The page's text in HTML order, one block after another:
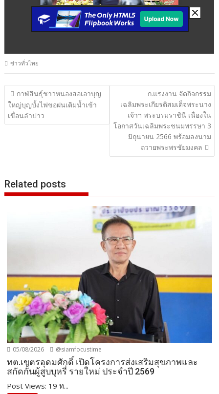
ข่าวทั่วไทย
แนะแนว
เรื่อง
กาฬสินธุ์ชาวหนองสอเอาบุญ
ใหญ่บุญบั้งไฟขอฝนเติมน้ำเข้า
เขื่อนลำปาว
ก.แรงงาน จัดกิจกรรม
เฉลิมพระเกียรติสมเด็จพระนาง
เจ้าฯ พระบรมราชินี เนื่องใน
โอกาสวันเฉลิมพระชนมพรรษา 3
มิถุนายน 2566 พร้อมลงนาม
ถวายพระพรชัยมงคล
Related posts
05/08/2026 @siamfocustime
ทต.เขตรอุดมศักดิ์ เปิดโครงการส่งเสริมสุขภาพและ
สกัดกั้นผู้สูบบุหรี่ รายใหม่ ประจำปี 2569
Post Views: 19 ท...